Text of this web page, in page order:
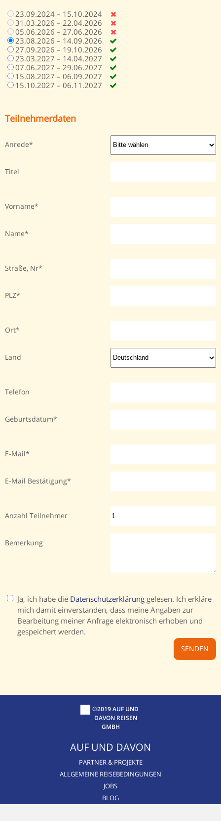
23.09.2024 – 15.10.2024
31.03.2026 – 22.04.2026
05.06.2026 – 27.06.2026
23.08.2026 – 14.09.2026
27.09.2026 – 19.10.2026
23.03.2027 – 14.04.2027
07.06.2027 – 29.06.2027
15.08.2027 – 06.09.2027
15.10.2027 – 06.11.2027
Teilnehmerdaten
Anrede
Titel
Vorname
Name
Straße, Nr
PLZ
Ort
Land
Telefon
Geburtsdatum
E-Mail
E-Mail Bestätigung
Anzahl Teilnehmer
Bemerkung
Ja, ich habe die Datenschutzerklärung gelesen. Ich erkläre
mich damit einverstanden, dass meine Angaben zur
Bearbeitung meiner Anfrage elektronisch erhoben und
gespeichert werden.
©2019 AUF UND
DAVON REISEN
GMBH
AUF UND DAVON
PARTNER & PROJEKTE
ALLGEMEINE REISEBEDINGUNGEN
JOBS
BLOG